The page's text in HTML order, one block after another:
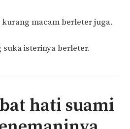
macam berleter juga.
suka isterinya berleter.
hati suami